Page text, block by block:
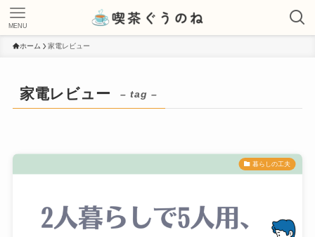
MENU
ホーム 家電レビュー
家電レビュー – tag –
暮らしの工夫